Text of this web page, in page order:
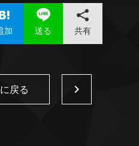
加 送る 共有
戻る